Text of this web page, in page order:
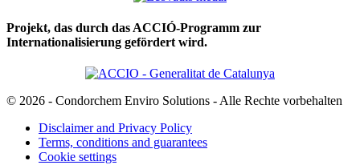
Projekt, das durch das ACCIÓ-Programm zur
Internationalisierung gefördert wird.
© 2026 - Condorchem Enviro Solutions - Alle Rechte vorbehalten
Disclaimer and Privacy Policy
Terms, conditions and guarantees
Cookie settings